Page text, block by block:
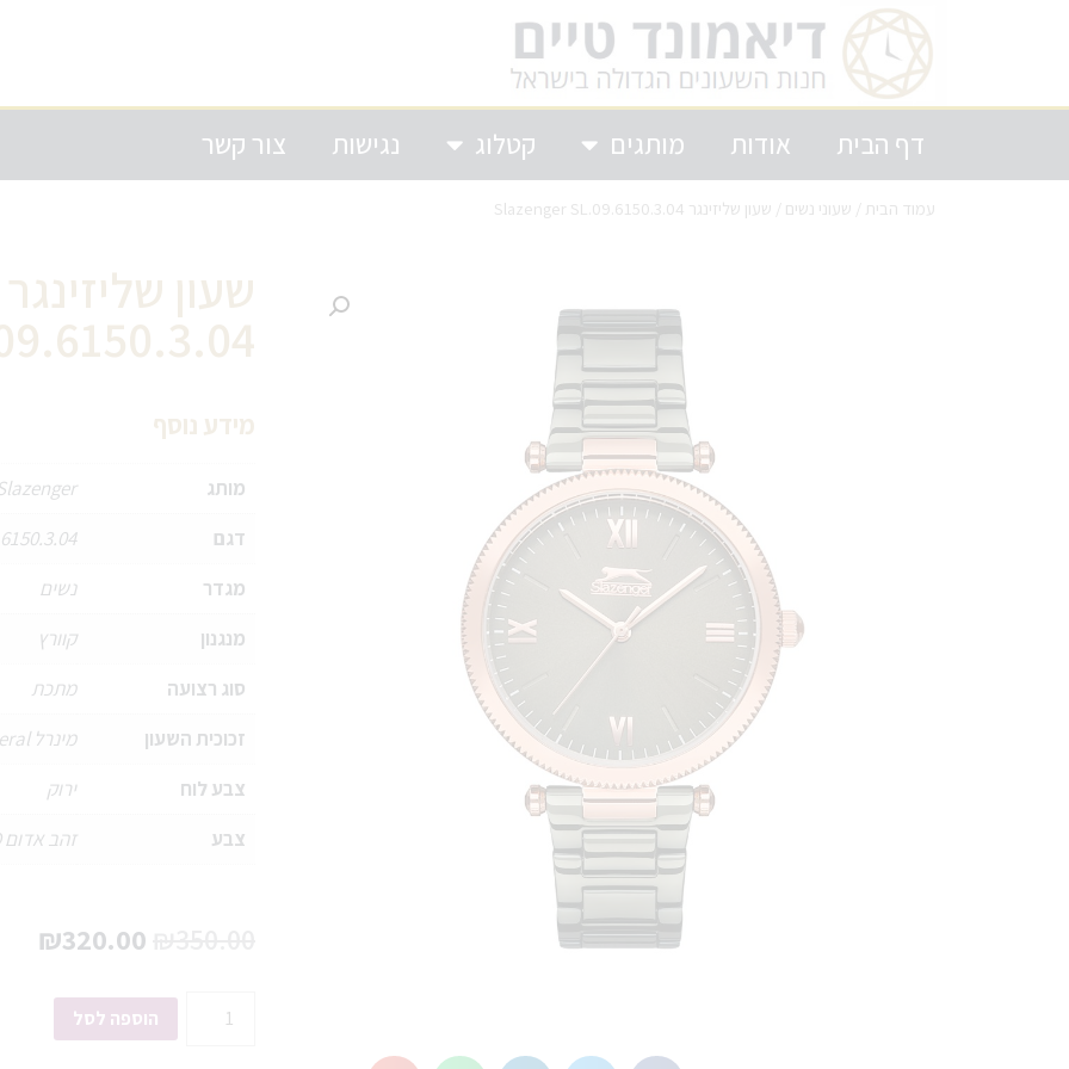
דף הבית אודות מותגים קטלוג נגישות צור קשר
עמוד הבית שעוני נשים / שעון שליזינגר Slazenger SL.09.6150.3.04
מידע נוסף
מותג
דגם
מגדר
נשים
מנגנון
קוורץ
סוג רצועה
מתכת
זכוכית השעון
מינרל Mineral
צבע לוח
ירוק
צבע
זהב אדום PVD
₪320.00
הוספה לסל